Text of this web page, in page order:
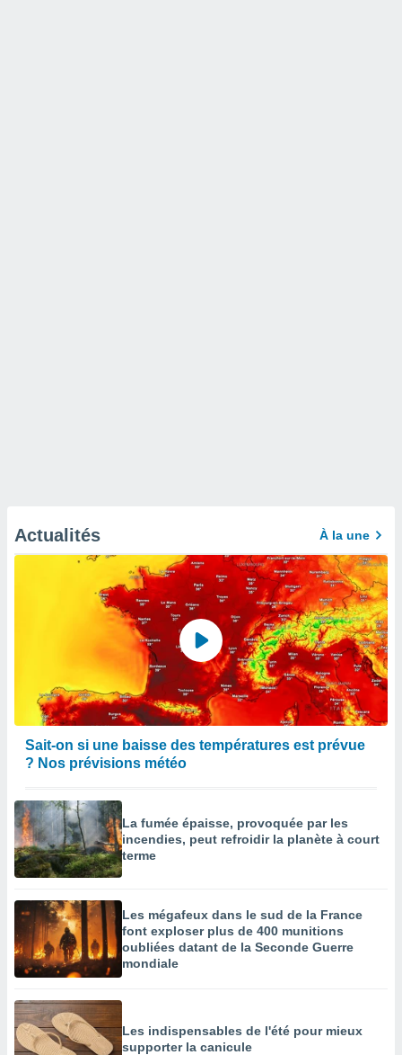
Actualités À la une
Sait-on si une baisse des températures est prévue
? Nos prévisions météo
La fumée épaisse, provoquée par les
incendies, peut refroidir la planète à court
terme
Les mégafeux dans le sud de la France
font exploser plus de 400 munitions
oubliées datant de la Seconde Guerre
mondiale
Les indispensables de l'été pour mieux
supporter la canicule